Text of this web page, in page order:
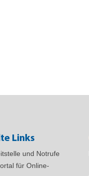
Links
und Notrufe
für Online-